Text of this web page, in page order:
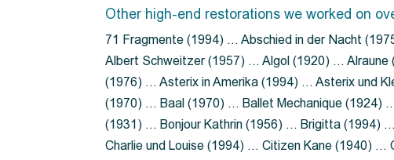
Other high-end restorations we worked on
71 Fragmente (1994) … Abschied in der Nacht
Albert Schweitzer (1957) … Algol (1920) …
(1976) … Asterix in Amerika (1994) … Asterix und
(1970) … Baal (1970) … Ballet Mechanique (1924)
(1931) … Bonjour Kathrin (1956) … Brigitta (1994)
Charlie und Louise (1994) … Citizen Kane (1940)